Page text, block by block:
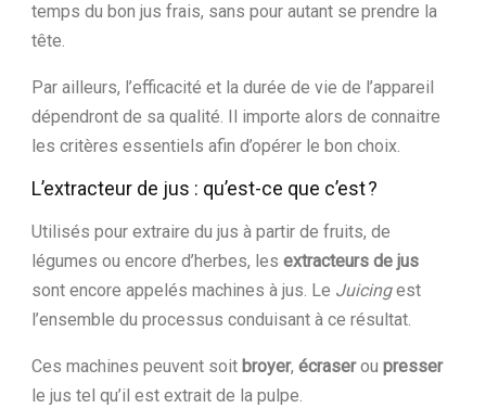
temps du bon jus frais, sans pour autant se prendre la
tête.
Par ailleurs, l’efficacité et la durée de vie de l’appareil
dépendront de sa qualité. Il importe alors de connaitre
les critères essentiels afin d’opérer le bon choix.
L’extracteur de jus : qu’est-ce que c’est ?
Utilisés pour extraire du jus à partir de fruits, de
légumes ou encore d’herbes, les extracteurs de jus
sont encore appelés machines à jus. Le Juicingest
l’ensemble du processus conduisant à ce résultat.
Ces machines peuvent soit broyer, écraserou presser
le jus tel qu’il est extrait de la pulpe.